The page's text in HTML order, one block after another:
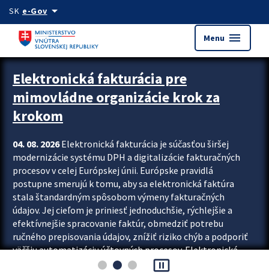
Preskocit na hlavný obsah
SK e-Govarrow_drop_down
Menu menu
Zastavit automatický posun upútavok
Elektronická fakturácia pre
mimovládne organizácie krok za
krokom
04. 08. 2026Elektronická fakturácia je súčasťou širšej
modernizácie systému DPH a digitalizácie fakturačných
procesov v celej Európskej únii. Európske pravidlá
postupne smerujú k tomu, aby sa elektronická faktúra
stala štandardným spôsobom výmeny fakturačných
údajov. Jej cieľom je priniesť jednoduchšie, rýchlejšie a
efektívnejšie spracovanie faktúr, obmedziť potrebu
ručného prepisovania údajov, znížiť riziko chýb a podporiť
väčšiu automatizáciu účtovných procesov. Elektronická
fakturácia preto nepredstavuje...
pause_presentation